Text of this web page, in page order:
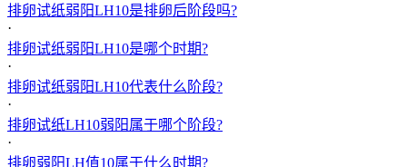
排卵试纸弱阳LH10是排卵后阶段吗?
·
排卵试纸弱阳LH10是哪个时期?
·
排卵试纸弱阳LH10代表什么阶段?
·
排卵试纸LH10弱阳属于哪个阶段?
·
排卵弱阳LH值10属于什么时期?